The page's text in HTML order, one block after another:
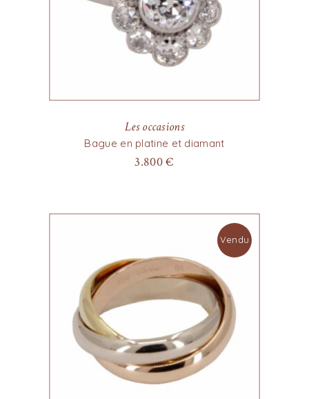
Les occasions
Bague en platine et diamant
3.800€
Vendu